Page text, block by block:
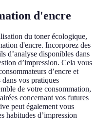
d'encre
du toner écologique,
d'encre. Incorporez des
d’analyse disponibles dans
d’impression. Cela vous
d’encre et
vos pratiques
de votre consommation,
concernant vos futures
peut également vous
habitudes d’impression